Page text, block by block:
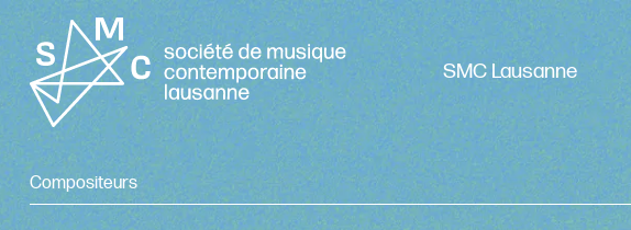
SMC Lausanne
Compositeurs